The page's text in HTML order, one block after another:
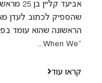
אביעד
שהספיק לכתוב לעדן
הראשונה שהוא עומד
"When We...
קראו עוד